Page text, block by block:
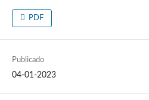
PDF
Publicado
04-01-2023